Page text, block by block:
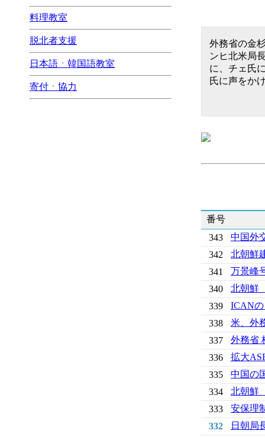
料理教室
脱北者支援
日本語ㆍ韓国語教室
寄付ㆍ協力
外務省の金
ンヒ北米局
に、チェ氏
氏に声をか
番号
343
中国外
342
北朝鮮
341
万景峰
340
北朝鮮
339
ICAN
338
米、外
337
外務省
336
拡大
335
中国の
334
北朝鮮
333
安保理
332
日朝局